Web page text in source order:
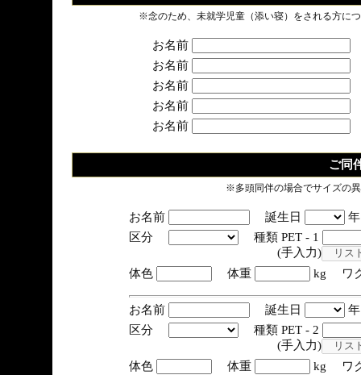
※念のため、未就学児童（添い寝）をされる方に
お名前
お名前
お名前
お名前
お名前
ご同
※多頭同伴の場合でサイズの
お名前 誕生日
区分
種類 PET - 1
(手入力)
体色
体重 kg ワ
お名前 誕生日
区分
種類 PET - 2
(手入力)
体色
体重 kg ワ